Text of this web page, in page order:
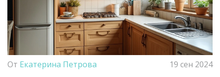
От Екатерина Петрова 19 сен 2024